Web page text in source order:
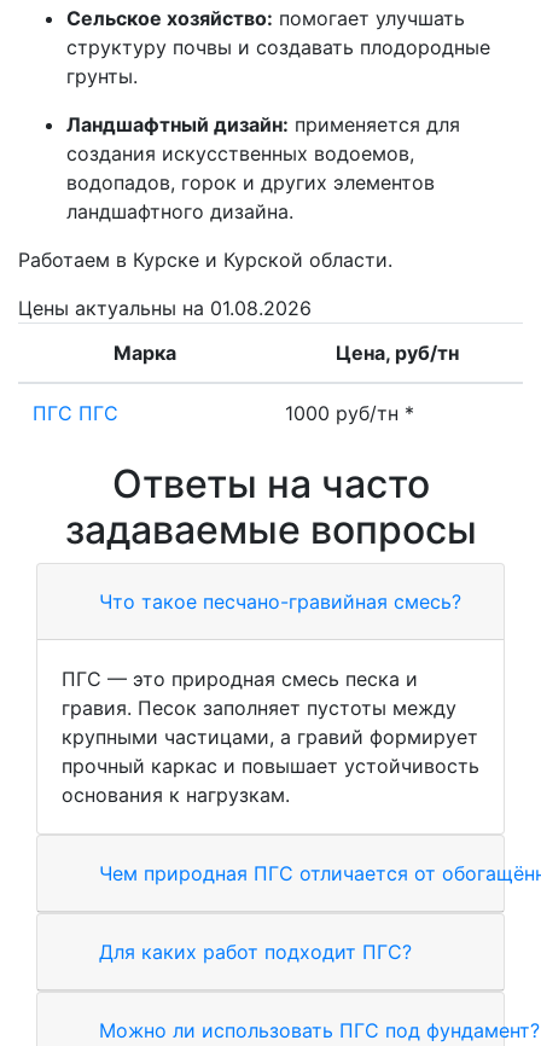
Сельское хозяйство: помогает улучшать
структуру почвы и создавать плодородные
грунты.
Ландшафтный дизайн: применяется для
создания искусственных водоемов,
водопадов, горок и других элементов
ландшафтного дизайна.
Работаем в Курске и Курской области.
Цены актуальны на 01.08.2026
Марка
Цена, руб/тн
ПГС ПГС 1000 руб/тн *
Ответы на часто
задаваемые вопросы
Что такое песчано-гравийная смесь?
ПГС — это природная смесь песка и
гравия. Песок заполняет пустоты между
крупными частицами, а гравий формирует
прочный каркас и повышает устойчивость
основания к нагрузкам.
Чем природная ПГС отличается от
Для каких работ подходит ПГС?
Можно ли использовать ПГС под фундамент?